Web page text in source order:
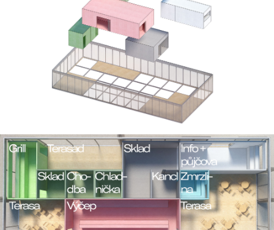
funkcemi a proporcemi, které odpovídají
zrušenému gastro provozu v sousedství vily
Šlechtovky. V podstatě přemisťujeme tento
členitý a komplexní provoz s řadou funkcí ze
Stromovky do přiléhající přírodní části v
areálu Výstaviště Holešovice. Klient
“Rozvojové projekty” požaduje umístění
těchto funkcí do jediného lehkého
demontovatelného objektu s jednotnou a
reprezentativní formou adekvátní kontextu
Výstaviště.